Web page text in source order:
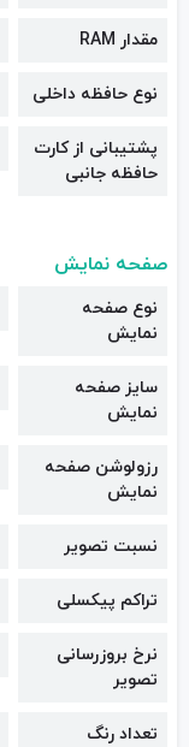
مقدار RAM
نوع حافظه داخلی
پشتیبانی از کارت
حافظه جانبی
صفحه نمایش
نوع صفحه
نمایش
سایز صفحه
نمایش
رزولوشن صفحه
نمایش
نسبت تصویر
تراکم پیکسلی
نرخ بروزرسانی
تصویر
تعداد رنگ